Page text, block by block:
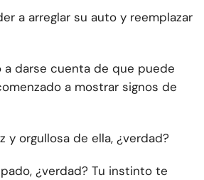
a arreglar su auto y reemplazar
a darse cuenta de que puede
a mostrar signos de
y orgullosa de ella, ¿verdad?
¿verdad? Tu instinto te